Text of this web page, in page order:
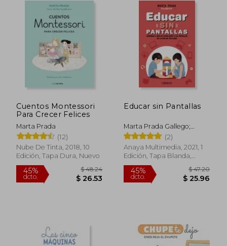
45%
dcto.
Cuentos Montessori
Para Crecer Felices
Marta Prada
(12)
Nube De Tinta, 2018, 10
Edición, Tapa Dura, Nuevo
Educar sin Pantallas
Marta Prada Gallego;
Marta Prada (2)
Anaya Multimedia, 2021, 1
Edición, Tapa Blanda,
Nuevo